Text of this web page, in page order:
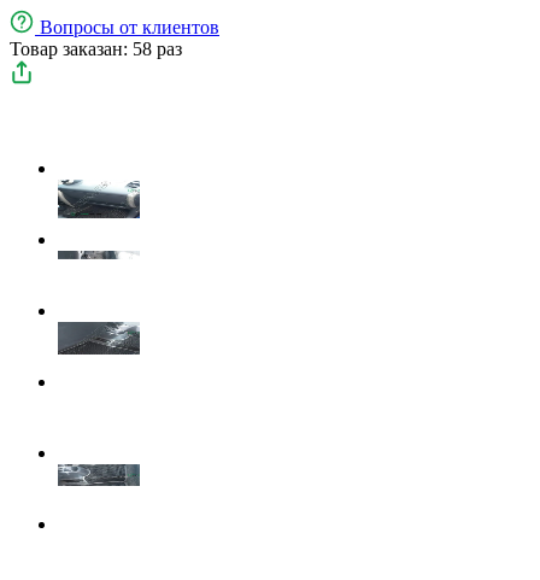
Вопросы от клиентов
Товар заказан: 58 раз